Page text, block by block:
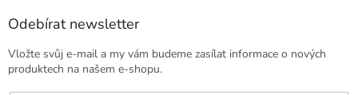
Odebírat newsletter
Vložte svůj e-mail a my vám budeme zasílat informace o nových
produktech na našem e-shopu.